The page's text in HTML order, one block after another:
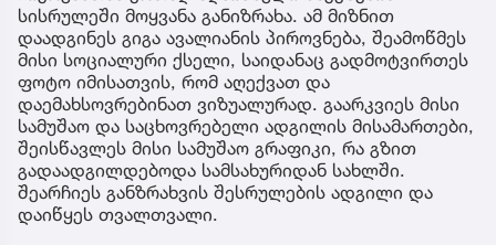
სისრულეში მოყვანა განიზრახა. ამ მიზნით
დაადგინეს გიგა ავალიანის პიროვნება, შეამოწმეს
მისი სოციალური ქსელი, საიდანაც გადმოტვირთეს
ფოტო იმისათვის, რომ აღექვათ და
დაემახსოვრებინათ ვიზუალურად. გაარკვიეს მისი
სამუშაო და საცხოვრებელი ადგილის მისამართები,
შეისწავლეს მისი სამუშაო გრაფიკი, რა გზით
გადაადგილდებოდა სამსახურიდან სახლში.
შეარჩიეს განზრახვის შესრულების ადგილი და
დაიწყეს თვალთვალი.